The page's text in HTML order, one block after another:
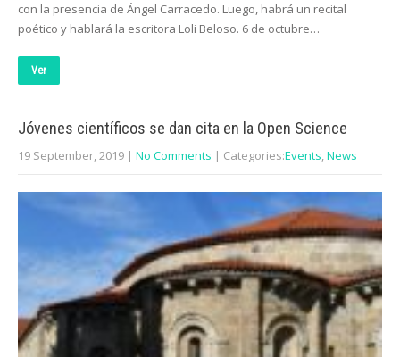
con la presencia de Ángel Carracedo. Luego, habrá un recital
poético y hablará la escritora Loli Beloso. 6 de octubre…
Ver
Jóvenes científicos se dan cita en la Open Science
19 September, 2019 | No Comments | Categories:Events,News